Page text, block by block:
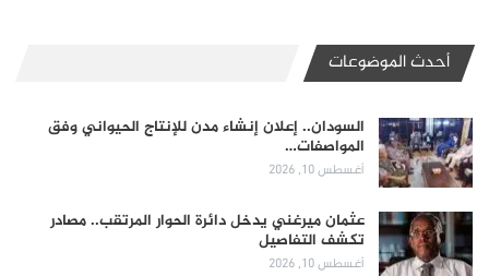
أحدث الموضوعات
السودان.. إعلان إنشاء مدن للإنتاج الحيواني وفق
المواصفات…
أغسطس 10, 2026
عثمان ميرغني يدخل دائرة الحوار المرتقب.. مصادر
تكشف التفاصيل
أغسطس 10, 2026